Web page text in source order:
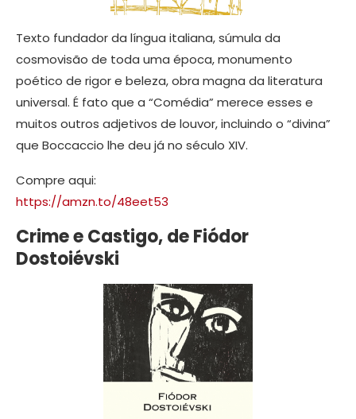
Texto fundador da língua italiana, súmula da
cosmovisão de toda uma época, monumento
poético de rigor e beleza, obra magna da literatura
universal. É fato que a “Comédia” merece esses e
muitos outros adjetivos de louvor, incluindo o “divina”
que Boccaccio lhe deu já no século XIV.
Compre aqui:
https://amzn.to/48eet53
Crime e Castigo, de Fiódor
Dostoiévski